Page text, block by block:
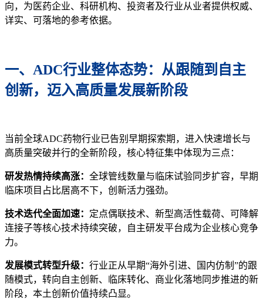
向，为医药企业、科研机构、投资者及行业从业者提供权威、
详实、可落地的参考依据。
一、ADC行业整体态势：从跟随到自主
创新，迈入高质量发展新阶段
当前全球ADC药物行业已告别早期探索期，进入快速增长与
高质量突破并行的全新阶段，核心特征集中体现为三点：
研发热情持续高涨： 全球管线数量与临床试验同步扩容，早期
临床项目占比居高不下，创新活力强劲。
技术迭代全面加速： 定点偶联技术、新型高活性载荷、可降解
连接子等核心技术持续突破，自主研发平台成为企业核心竞争
力。
发展模式转型升级： 行业正从早期“海外引进、国内仿制”的跟
随模式，转向自主创新、临床转化、商业化落地同步推进的新
阶段，本土创新价值持续凸显。